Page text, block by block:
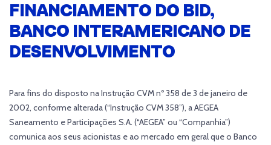
FINANCIAMENTO DO BID,
BANCO INTERAMERICANO DE
DESENVOLVIMENTO
Para fins do disposto na Instrução CVM nº 358 de 3 de janeiro de
2002, conforme alterada (“Instrução CVM 358”), a AEGEA
Saneamento e Participações S.A. (“AEGEA” ou “Companhia”)
comunica aos seus acionistas e ao mercado em geral que o Banco